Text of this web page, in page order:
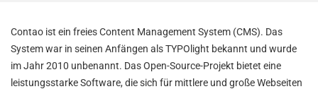
Contao ist ein freies Content Management System (CMS). Das
System war in seinen Anfängen als TYPOlight bekannt und wurde
im Jahr 2010 unbenannt. Das Open-Source-Projekt bietet eine
leistungsstarke Software, die sich für mittlere und große Webseiten